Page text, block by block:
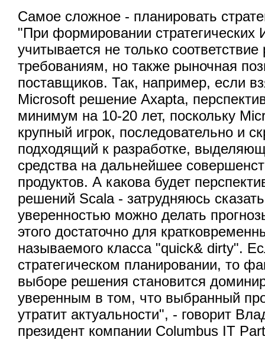
Самое сложное - планировать
"При формировании стратегических
учитывается не только
требованиям, но также рыночная
поставщиков. Так, например, если
Microsoft решение Axapta,
минимум на 10-20 лет, поскольку
крупный игрок, последовательно и
подходящий к разработке,
средства на дальнейшее
продуктов. А какова будет
решений Scala - затрудняюсь
уверенностью можно делать
этого достаточно для
называемого класса "quick& dirty".
стратегическом планировании, то
выборе решения становится
уверенным в том, что выбранный
утратит актуальности", - говорит
президент компании Columbus IT